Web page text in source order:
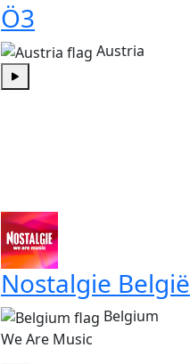
Ö3
Austria
Nostalgie België
Belgium
We Are Music